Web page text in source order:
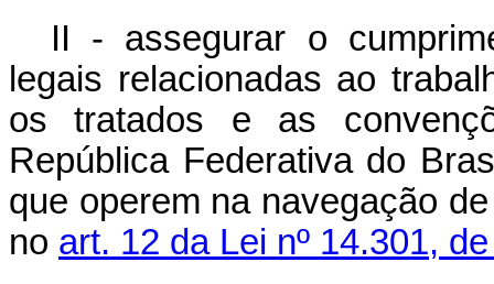
II - assegurar o
legais relacionadas ao
os tratados e as
República Federativa do
que operem na navegação
no art. 12 da Lei nº 14.301,